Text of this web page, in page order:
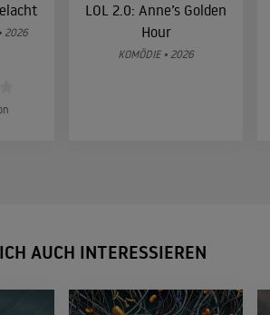
2026
LOL 2.0: Anne’s Golden
Hour
KOMÖDIE • 2026
AUCH INTERESSIEREN